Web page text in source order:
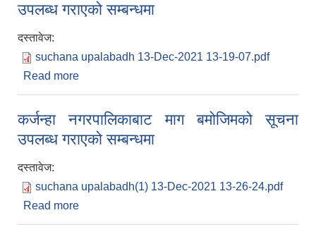
उपलब्ध गराएको सम्बन्धमा
दस्तावेज:
suchana upalabadh 13-Dec-2021 13-19-07.pdf
Read more
कर्जन्हा नगरपालिकाबाट माग बमोजिमको सूचना
उपलब्ध गराएको सम्बन्धमा
दस्तावेज:
suchana upalabadh(1) 13-Dec-2021 13-26-24.pdf
Read more